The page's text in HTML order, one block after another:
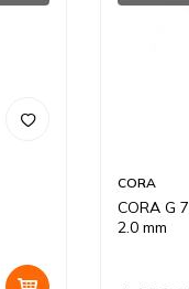
CORA
CORA G
2.0 mm